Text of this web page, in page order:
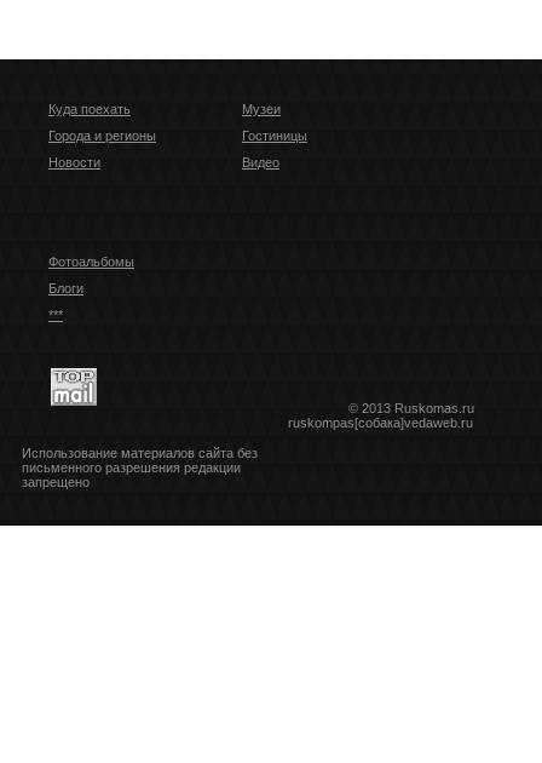
Куда поехать
Города и регионы
Новости
Музеи
Гостиницы
Видео
Фотоальбомы
Блоги
***
© 2013 Ruskomas.ru
ruskompas[собака]vedaweb.ru
Использование материалов сайта без
письменного разрешения редакции
запрещено